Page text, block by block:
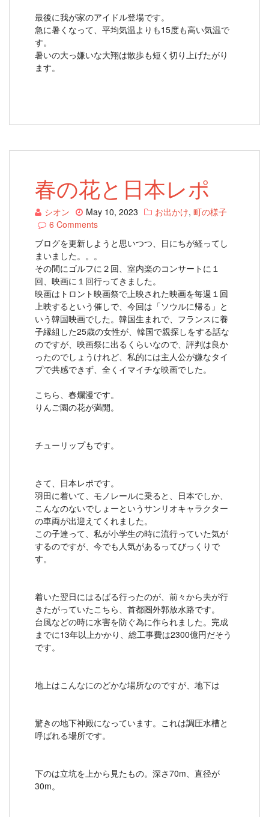
最後に我が家のアイドル登場です。
急に暑くなって、平均気温よりも15度も高い気温で
す。
暑いの大っ嫌いな大翔は散歩も短く切り上げたがり
ます。
春の花と日本レポ
シオン May 10, 2023 お出かけ, 町の様子
6 Comments
ブログを更新しようと思いつつ、日にちが経ってし
まいました。。。
その間にゴルフに２回、室内楽のコンサートに１
回、映画に１回行ってきました。
映画はトロント映画祭で上映された映画を毎週１回
上映するという催しで、今回は「ソウルに帰る」と
いう韓国映画でした。韓国生まれで、フランスに養
子縁組した25歳の女性が、韓国で親探しをする話な
のですが、映画祭に出るくらいなので、評判は良か
ったのでしょうけれど、私的には主人公が嫌なタイ
プで共感できず、全くイマイチな映画でした。
こちら、春爛漫です。
りんご園の花が満開。
チューリップもです。
さて、日本レポです。
羽田に着いて、モノレールに乗ると、日本でしか、
こんなのないでしょーというサンリオキャラクター
の車両が出迎えてくれました。
この子達って、私が小学生の時に流行っていた気が
するのですが、今でも人気があるってびっくりで
す。
着いた翌日にはるばる行ったのが、前々から夫が行
きたがっていたこちら、首都圏外郭放水路です。
台風などの時に水害を防ぐ為に作られました。完成
までに13年以上かかり、総工事費は2300億円だそう
です。
地上はこんなにのどかな場所なのですが、地下は
驚きの地下神殿になっています。これは調圧水槽と
呼ばれる場所です。
下のは立坑を上から見たもの。深さ70m、直径が
30m。